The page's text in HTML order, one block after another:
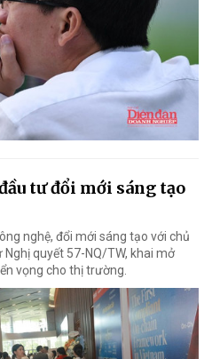
tư đổi mới sáng tạo
nghệ, đổi mới sáng tạo với chủ
quyết 57-NQ/TW, khai mở
vọng cho thị trường.